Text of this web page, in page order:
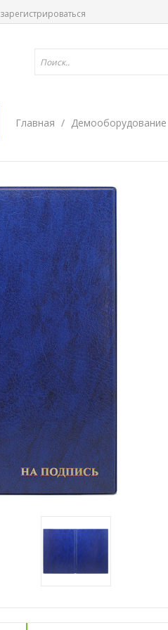
зарегистрироваться
Главная Демооборудование